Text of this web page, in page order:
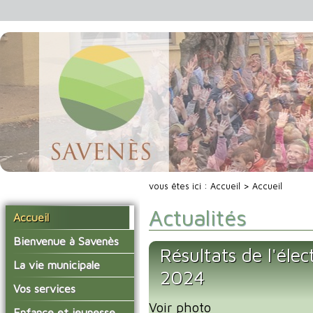
Accueil
Bienvenue à Savenès
Situer Savenès
Savenès en chiffre
L'histoire du village
La vie municipale
Vos élus
Les compte-rendus du
Vos services
La mairie
vous êtes ici : Accueil > Accueil
Actualités
Résultats de
2024
Voir photo